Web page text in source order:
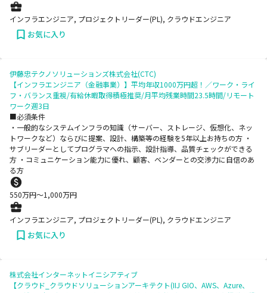
インフラエンジニア, プロジェクトリーダー(PL), クラウドエンジニア
お気に入り
伊藤忠テクノソリューションズ株式会社(CTC)
【インフラエンジニア（金融事業）】平均年収1000万円超！／ワーク・ライ
フ・バランス重視/有給休暇取得積極推奨/月平均残業時間23.5時間/リモート
ワーク週3日
■必須条件
・一般的なシステムインフラの知識（サーバー、ストレージ、仮想化、ネッ
トワークなど）ならびに提案、設計、構築等の経験を5年以上お持ちの方 ・
サブリーダーとしてプログラマへの指示、設計指導、品質チェックができる
方 ・コミュニケーション能力に優れ、顧客、ベンダーとの交渉力に自信のあ
る方
550万円〜1,000万円
インフラエンジニア, プロジェクトリーダー(PL), クラウドエンジニア
お気に入り
株式会社インターネットイニシアティブ
【クラウド_クラウドソリューションアーキテクト(IIJ GIO、AWS、Azure、